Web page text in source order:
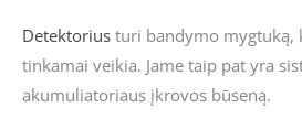
Detektorius turi bandymo mygtuką,
tinkamai veikia. Jame taip pat yra
akumuliatoriaus įkrovos būseną.